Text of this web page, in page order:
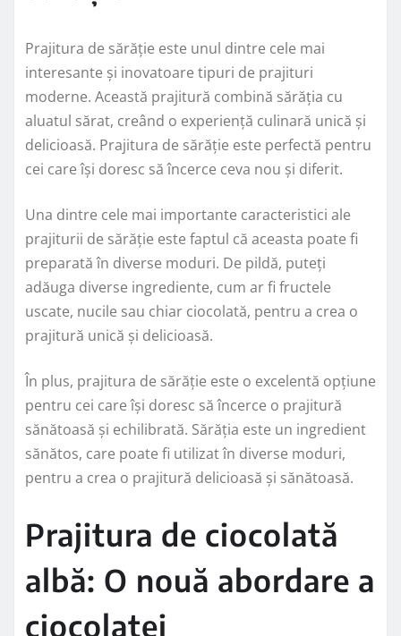
Prajitura de sărăție este unul dintre cele mai
interesante și inovatoare tipuri de prajituri
moderne. Această prajitură combină sărăția cu
aluatul sărat, creând o experiență culinară unică și
delicioasă. Prajitura de sărăție este perfectă pentru
cei care își doresc să încerce ceva nou și diferit.
Una dintre cele mai importante caracteristici ale
prajiturii de sărăție este faptul că aceasta poate fi
preparată în diverse moduri. De pildă, puteți
adăuga diverse ingrediente, cum ar fi fructele
uscate, nucile sau chiar ciocolată, pentru a crea o
prajitură unică și delicioasă.
În plus, prajitura de sărăție este o excelentă opțiune
pentru cei care își doresc să încerce o prajitură
sănătoasă și echilibrată. Sărăția este un ingredient
sănătos, care poate fi utilizat în diverse moduri,
pentru a crea o prajitură delicioasă și sănătoasă.
Prajitura de ciocolată
albă: O nouă abordare a
ciocolatei